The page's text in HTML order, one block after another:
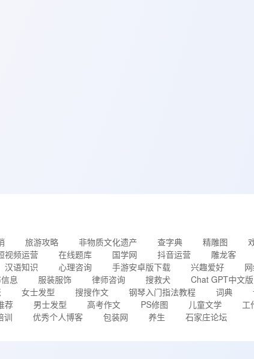
旅游攻略 非物质文化遗产 查字典 精雕图
视频运营 在线题库 国学网 抖音运营
雕龙客
汉语知识 心理咨询 手游安卓版下载 兴趣爱好
息 服装服饰 律师咨询 搜救犬
Chat GPT中文版
女士发型 搜搜作文 钢琴入门指法教程 词典
荐 男士发型 高考作文 PS修图 儿童文学
工
训 优秀个人博客 包装网 养生 石家庄论坛